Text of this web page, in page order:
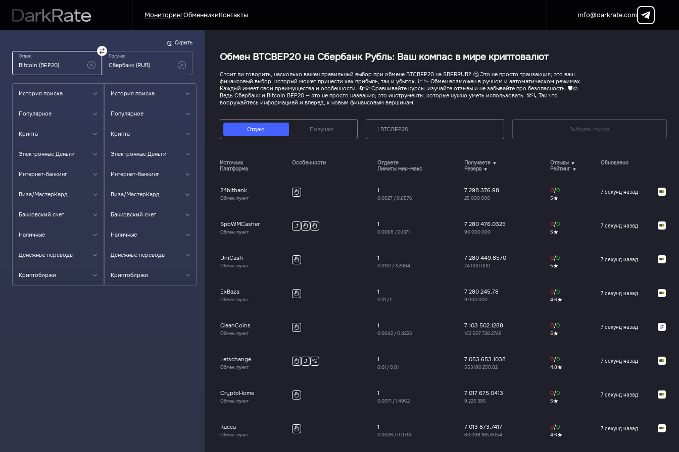
МониторингОбменникиКонтакты info@darkrate.com
Отдаю Получаю
История поиска
Популярное
Крипта
Электронные Деньги
Интернет-банкинг
Виза/МастерКард
Банковский счет
Наличные
Денежные переводы
Криптобиржи
История поиска
Популярное
Крипта
Электронные Деньги
Интернет-банкинг
Виза/МастерКард
Банковский счет
Наличные
Денежные переводы
Криптобиржи
Скрыть
Обмен BTCBEP20 на Сбербанк Рубль: Ваш компас в мире криптовалют
Стоит ли говорить, насколько важен правильный выбор при обмене BTCBEP20 на SBERRUB? 🤔 Это не просто транзакция; это ваш
финансовый выбор, который может принести как прибыль, так и убыток. 📈📉 Обмен возможен в ручном и автоматическом режимах.
Каждый имеет свои преимущества и особенности. 🔄💡 Сравнивайте курсы, изучайте отзывы и не забывайте про безопасность. 🛡️⚖️
Ведь Сбербанк и Bitcoin BEP20 — это не просто названия; это инструменты, которые нужно уметь использовать. ⚒️🔍 Так что
вооружайтесь информацией и вперед, к новым финансовым вершинам!
Отдаю Получаю 1 BTCBEP20 Выбрать город
Источник
Платформа
Особенности
Отдаете
Лимиты мин-макс
Получаете
Резерв
Отзывы
Рейтинг
Обновлено
24bitbank
Обмен. пункт
1
0.0027 /0.6576
7 298 376.98
25 000 000
0/0
5
7 секунд назад
SpbWMCasher
Обмен. пункт
1
0.0068 /0.1371
7 280 476.0325
90 000 000
0/0
5
7 секунд назад
UniCash
Обмен. пункт
1
0.0137 /3.2964
7 280 449.8570
24 000 000
0/0
5
7 секунд назад
ExBaza
Обмен. пункт
1
0.01 /1
7 280 245.78
9 000 000
0/0
4.6
7 секунд назад
CleanCoins
Обмен. пункт
1
0.0042 /0.4223
7 103 502.1288
142 507 728.2746
0/0
5
7 секунд назад
Letschange
Обмен. пункт
1
0.01 /0.01
7 053 653.1038
553 180 250.82
0/0
4.8
7 секунд назад
CryptoHome
Обмен. пункт
1
0.0071 /1.4962
7 017 675.0413
9 225 395
0/0
5
7 секунд назад
Касса
Обмен. пункт
1
0.0028 /0.0713
7 013 873.7417
60 098 185.6054
0/0
4.6
7 секунд назад